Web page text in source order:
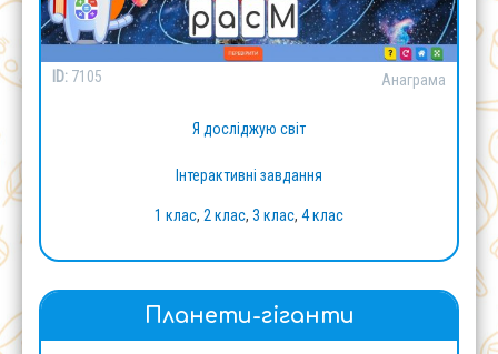
ID: 7105 Анаграма
Я досліджую світ
Інтерактивні завдання
1 клас, 2 клас, 3 клас, 4 клас
Планети-гіганти